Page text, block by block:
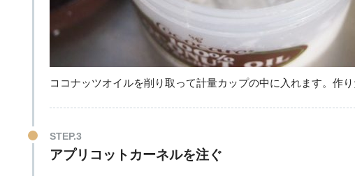
ココナッツオイルを削り取って計量カップの中に入れます。作
STEP.3
アプリコットカーネルを注ぐ